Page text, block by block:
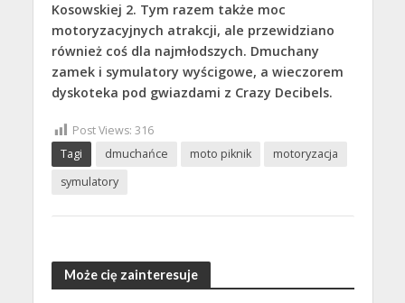
Kosowskiej 2. Tym razem także moc
motoryzacyjnych atrakcji, ale przewidziano
również coś dla najmłodszych. Dmuchany
zamek i symulatory wyścigowe, a wieczorem
dyskoteka pod gwiazdami z Crazy Decibels.
Post Views: 316
Tagi
dmuchańce moto piknik
motoryzacja
symulatory
Może cię zainteresuje